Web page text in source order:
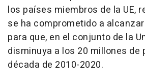
los países miembros de la UE,
se ha comprometido a
para que, en el conjunto de la
disminuya a los 20 millones de
década de 2010-2020.